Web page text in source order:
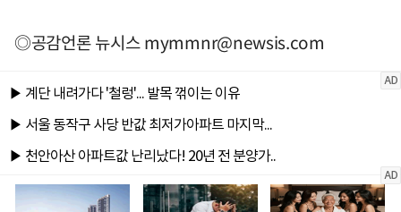
◎공감언론 뉴시스mymmnr@newsis.com